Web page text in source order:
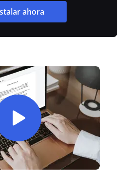
ahora